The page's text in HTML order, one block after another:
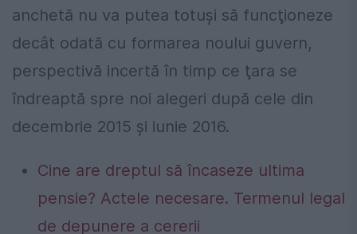
anchetă nu va putea totuşi să funcţioneze
decât odată cu formarea noului guvern,
perspectivă incertă în timp ce ţara se
îndreaptă spre noi alegeri după cele din
decembrie 2015 şi iunie 2016.
Cine are dreptul să încaseze ultima
pensie? Actele necesare. Termenul legal
de depunere a cererii